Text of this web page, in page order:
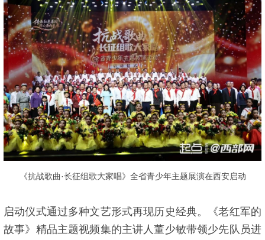
《抗战歌曲·长征组歌大家唱》全省青少年主题展演在西安启动
启动仪式通过多种文艺形式再现历史经典。《老红军的
故事》精品主题视频集的主讲人董少敏带领少先队员进